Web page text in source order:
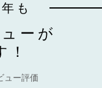
も
ーが
！
ュー評価